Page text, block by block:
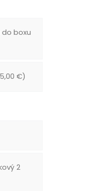
boxu
€)
2